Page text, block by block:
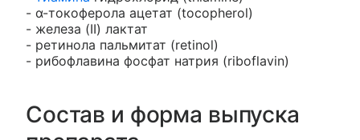
- α-токоферола ацетат (tocopherol)
- железа (II) лактат
- ретинола пальмитат (retinol)
- рибофлавина фосфат натрия (riboflavin)
Состав и форма выпуска